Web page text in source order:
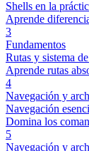
Shells en la
Aprende
3
Fundamentos
Rutas y sistema
Aprende rutas
4
Navegación y
Navegación
Domina los
5
Navegación y